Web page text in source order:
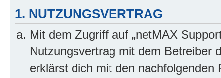
1. NUTZUNGSVERTRAG
Mit dem Zugriff auf „netMAX
Nutzungsvertrag mit dem Betreiber
erklärst dich mit den nachfolgenden